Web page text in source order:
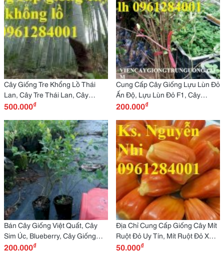
Cây Giống Tre Khổng Lồ Thái
Lan, Cây Tre Thái Lan, Cây
Giống Nhập Khẩu Chất Lượng
500.000₫
Cung Cấp Cây Giống Lựu Lùn Đỏ
Ấn Độ, Lựu Lùn Đỏ F1, Cây
Giống Đầu Nguồn -
200.000₫
Bán Cây Giống Việt Quất, Cây
Sim Úc, Blueberry, Cây Giống
Nhập Khẩu -
200.000₫
Địa Chỉ Cung Cấp Giống Cây Mít
Ruột Đỏ Uy Tín, Mít Ruột Đỏ Xơ
Đỏ - Viencaygiongtrunguong
50.000₫